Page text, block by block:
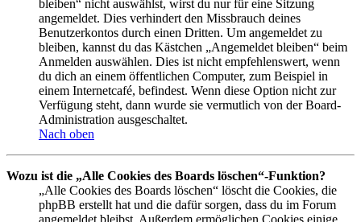
bleiben“ nicht auswählst, wirst du nur für eine Sitzung
angemeldet. Dies verhindert den Missbrauch deines
Benutzerkontos durch einen Dritten. Um angemeldet zu
bleiben, kannst du das Kästchen „Angemeldet bleiben“ beim
Anmelden auswählen. Dies ist nicht empfehlenswert, wenn
du dich an einem öffentlichen Computer, zum Beispiel in
einem Internetcafé, befindest. Wenn diese Option nicht zur
Verfügung steht, dann wurde sie vermutlich von der Board-
Administration ausgeschaltet.
Nach oben
Wozu ist die „Alle Cookies des Boards löschen“-Funktion?
„Alle Cookies des Boards löschen“ löscht die Cookies, die
phpBB erstellt hat und die dafür sorgen, dass du im Forum
angemeldet bleibst. Außerdem ermöglichen Cookies einige